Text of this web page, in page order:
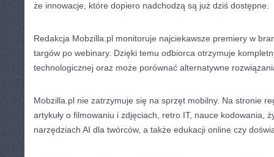
że innowacje, które dopiero nadchodzą są już dziś dostępne.
Redakcja Mobzilla.pl monitoruje najciekawsze premiery w
targów po webinary. Dzięki temu odbiorca otrzymuje
technologicznej oraz może porównać alternatywne
Mobzilla.pl nie zatrzymuje się na sprzęt mobilny. Na stronie
artykuły o filmowaniu i zdjęciach, retro IT, nauce kodowania,
narzędziach AI dla twórców, a także edukacji online czy